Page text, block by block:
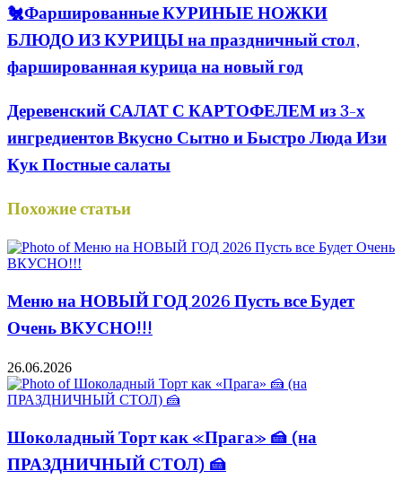
🐔Фаршированные КУРИНЫЕ НОЖКИ
БЛЮДО ИЗ КУРИЦЫ на праздничный стол,
фаршированная курица на новый год
Деревенский САЛАТ С КАРТОФЕЛЕМ из 3-х
ингредиентов Вкусно Сытно и Быстро Люда Изи
Кук Постные салаты
Похожие статьи
Меню на НОВЫЙ ГОД 2026 Пусть все Будет
Очень ВКУСНО!!!
26.06.2026
Шоколадный Торт как «Прага» 🍰 (на
ПРАЗДНИЧНЫЙ СТОЛ) 🍰